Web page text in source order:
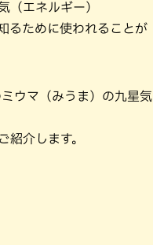
（エネルギー）
るために使われることが
ウマ（みうま）の九星気
紹介します。